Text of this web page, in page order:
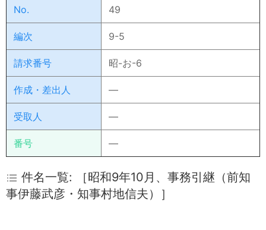
No. 49
編次 9-5
請求番号 昭-お-6
作成・差出人 ―
受取人 ―
番号 ―
件名一覧: ［昭和9年10月、事務引継（前知
事伊藤武彦・知事村地信夫）］